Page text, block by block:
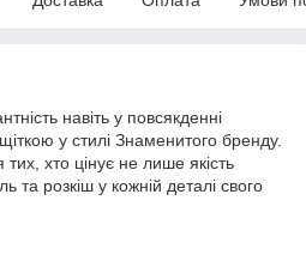
навіть у повсякденні
у стилі Знаменитого бренду.
хто цінує не лише якість
та розкіш у кожній деталі свого